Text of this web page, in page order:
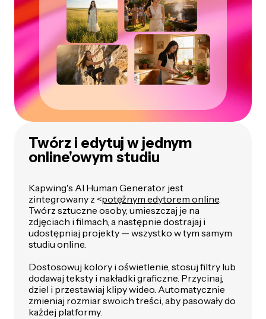
Twórz i edytuj w jednym
online'owym studiu
Kapwing's AI Human Generator jest
zintegrowany z <potężnym edytorem online.
Twórz sztuczne osoby, umieszczaj je na
zdjęciach i filmach, a następnie dostrajaj i
udostępniaj projekty — wszystko w tym samym
studiu online.
Dostosowuj kolory i oświetlenie, stosuj filtry lub
dodawaj teksty i nakładki graficzne. Przycinaj,
dziel i przestawiaj klipy wideo. Automatycznie
zmieniaj rozmiar swoich treści, aby pasowały do
każdej platformy.